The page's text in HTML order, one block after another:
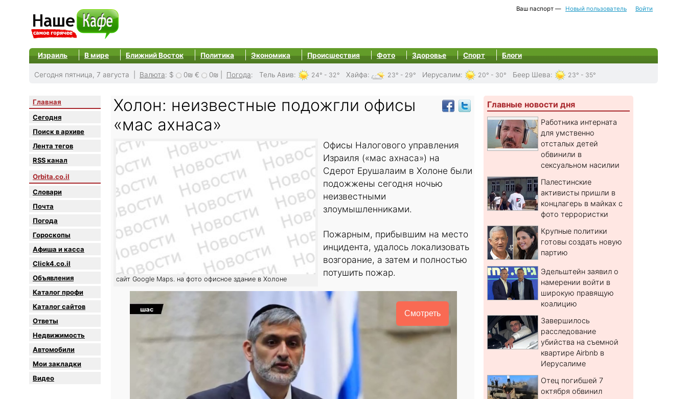
Ваш паспорт — Новый пользователь Войти
Израиль В мире Ближний Восток Политика Экономика Происшествия Фото Здоровье Спорт Блоги
Сегодня пятница, 7 августа | Валюта: $ 0₪ € 0₪ Погода: Тель Авив: 24° - 32° Хайфа: 23° - 29° Иерусалим: 20° - 30° Беер Шева: 23° - 35°
Главная
Сегодня
Поиск в архиве
Лента тегов
RSS канал
Orbita.co.il
Словари
Почта
Погода
Гороскопы
Афиша и касса
Click4.co.il
Объявления
Каталог профи
Каталог сайтов
Oтветы
Недвижимость
Автомобили
Мои закладки
Видео
Холон: неизвестные подожгли офисы
«мас ахнаса»
сайт Google Maps. на фото офисное здание в Холоне
Офисы Налогового управления
Израиля («мас ахнаса») на
Сдерот Ерушалаим в Холоне были
подожжены сегодня ночью
неизвестными
злоумышленниками.
Пожарным, прибывшим на место
инцидента, удалось локализовать
возгорание, а затем и полностью
потушить пожар.
Смотреть
Главные новости дня
Работника интерната
для умственно
отсталых детей
обвинили в
сексуальном насилии
Палестинские
активисты пришли в
концлагерь в майках с
фото террористки
Крупные политики
готовы создать новую
партию
Эдельштейн заявил о
намерении войти в
широкую правящую
коалицию
Завершилось
расследование
убийства на съемной
квартире Airbnb в
Иерусалиме
Отец погибшей 7
октября обвинил